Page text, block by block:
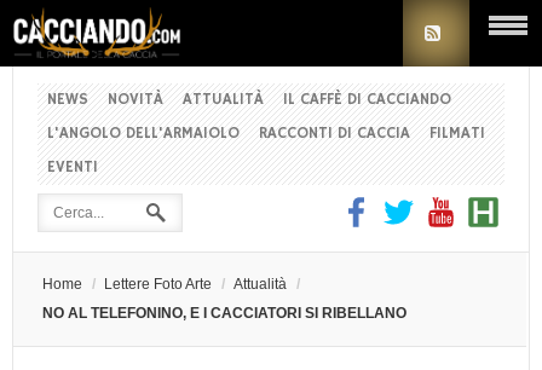
NEWS NOVITÀ ATTUALITÀ
IL CAFFÈ DI CACCIANDO
L'ANGOLO DELL'ARMAIOLO
RACCONTI DI CACCIA
FILMATI
EVENTI
Home / Lettere Foto Arte / Attualità /
NO AL TELEFONINO, E I CACCIATORI SI RIBELLANO